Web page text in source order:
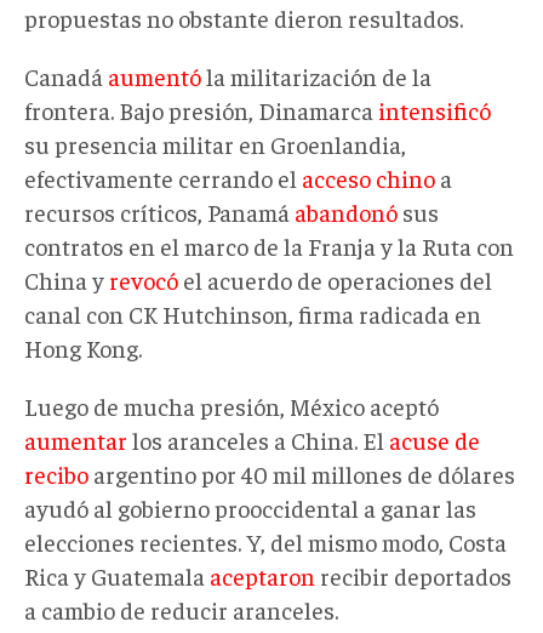
propuestas no obstante dieron resultados.
Canadá aumentóla militarización de la
frontera. Bajo presión, Dinamarca intensificó
su presencia militar en Groenlandia,
efectivamente cerrando el acceso chino a
recursos críticos, Panamá abandonó sus
contratos en el marco de la Franja y la Ruta con
China y revocó el acuerdo de operaciones del
canal con CK Hutchinson, firma radicada en
Hong Kong.
Luego de mucha presión, México aceptó
aumentar los aranceles a China. El acuse de
recibo argentino por 40 mil millones de dólares
ayudó al gobierno prooccidental a ganar las
elecciones recientes. Y, del mismo modo, Costa
Rica y Guatemala aceptaron recibir deportados
a cambio de reducir aranceles.